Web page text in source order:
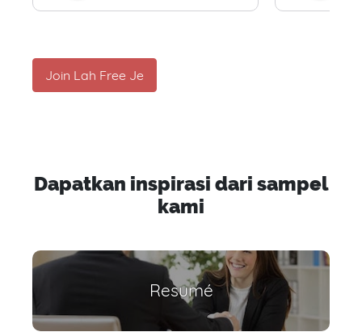
Join Lah Free Je
Dapatkan inspirasi dari sampel
kami
Resumé